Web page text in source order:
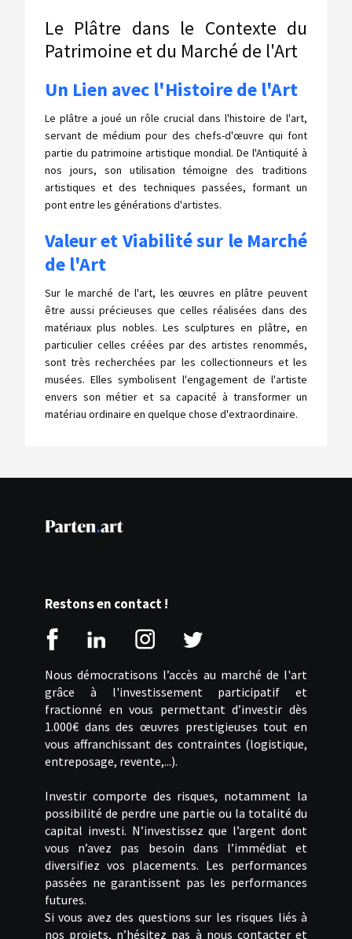
Le Plâtre dans le Contexte du
Patrimoine et du Marché de l'Art
Un Lien avec l'Histoire de l'Art
Le plâtre a joué un rôle crucial dans l'histoire de l'art,
servant de médium pour des chefs-d'œuvre qui font
partie du patrimoine artistique mondial. De l'Antiquité à
nos jours, son utilisation témoigne des traditions
artistiques et des techniques passées, formant un
pont entre les générations d'artistes.
Valeur et Viabilité sur le Marché
de l'Art
Sur le marché de l'art, les œuvres en plâtre peuvent
être aussi précieuses que celles réalisées dans des
matériaux plus nobles. Les sculptures en plâtre, en
particulier celles créées par des artistes renommés,
sont très recherchées par les collectionneurs et les
musées. Elles symbolisent l'engagement de l'artiste
envers son métier et sa capacité à transformer un
matériau ordinaire en quelque chose d'extraordinaire.
Restons en contact !
Nous démocratisons l’accès au marché de l'art
grâce à l'investissement participatif et
fractionné en vous permettant d’investir dès
1.000€ dans des œuvres prestigieuses tout en
vous affranchissant des contraintes (logistique,
entreposage, revente,...).
Investir comporte des risques, notamment la
possibilité de perdre une partie ou la totalité du
capital investi. N’investissez que l’argent dont
vous n’avez pas besoin dans l’immédiat et
diversifiez vos placements. Les performances
passées ne garantissent pas les performances
futures.
Si vous avez des questions sur les risques liés à
nos projets, n’hésitez pas à nous contacter et